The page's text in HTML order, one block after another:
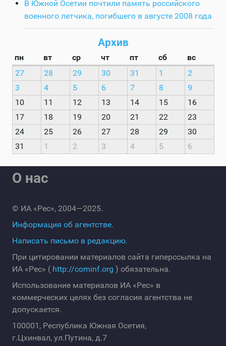
В Южной Осетии почтили память российского
военного летчика, погибшего в августе 2008 года
Архив
пн вт ср чт пт сб
вс
27
28 29 30 31 1
2
3
4 5 6 7 8
9
10
11 12 13 14 15
16
17
18 19 20 21 22
23
24
25 26 27 28 29
30
31
1 2 3 4 5 6
О нас
© ИА «Рес», 2004—2025.
Информация об агентстве.
Написать письмо в редакцию.
При цитировании материалов сайта гиперссылка на
ИА «Рес» ( http://cominf.org ) обязательна.
Использование материалов ИА «Рес» в
коммерческих целях без согласия агентства не
допускается.
100001, Республика Южная Осетия,
г.Цхинвал, ул.Путина, д.7